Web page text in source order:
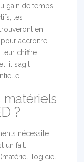
gain de temps
les
en
accroitre
leur chiffre
il s’agit
matériels
?
nécessite
un fait.
logiciel